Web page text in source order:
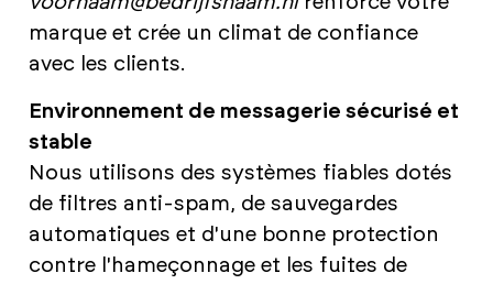
marque et crée un climat de confiance
avec les clients.
Environnement de messagerie sécurisé et
stable
Nous utilisons des systèmes fiables dotés
de filtres anti-spam, de sauvegardes
automatiques et d'une bonne protection
contre l'hameçonnage et les fuites de